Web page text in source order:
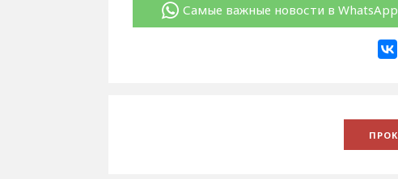
Самые важные новости в WhatsApp